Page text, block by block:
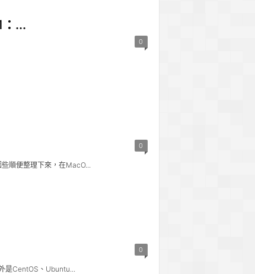
...
0
0
順便整理下來，在MacO...
0
CentOS、Ubuntu...